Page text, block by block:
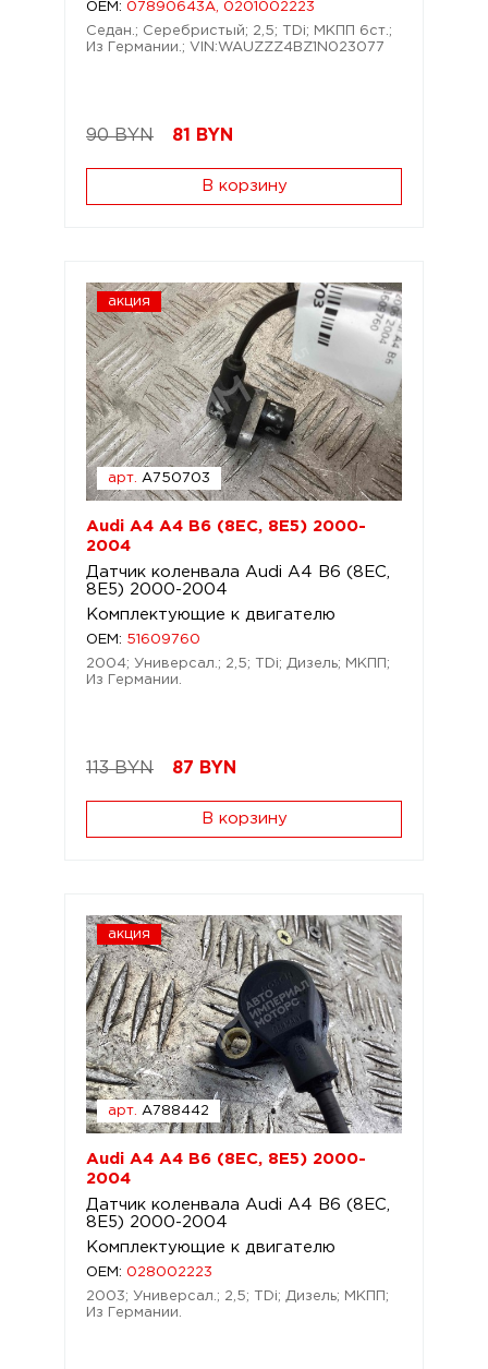
OEM: 07890643A, 0201002223
Седан.; Серебристый; 2,5; TDi; МКПП 6ст.;
Из Германии.; VIN:WAUZZZ4BZ1N023077
90 BYN 81 BYN
В корзину
акция
арт. A750703
Audi A4 A4 B6 (8EC, 8E5) 2000-
2004
Датчик коленвала Audi A4 B6 (8EC,
8E5) 2000-2004
Комплектующие к двигателю
OEM: 51609760
2004; Универсал.; 2,5; TDi; Дизель; МКПП;
Из Германии.
113 BYN 87 BYN
В корзину
акция
арт. A788442
Audi A4 A4 B6 (8EC, 8E5) 2000-
2004
Датчик коленвала Audi A4 B6 (8EC,
8E5) 2000-2004
Комплектующие к двигателю
OEM: 028002223
2003; Универсал.; 2,5; TDi; Дизель; МКПП;
Из Германии.